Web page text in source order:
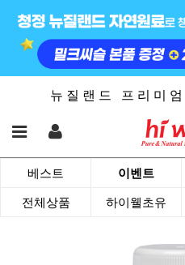
뉴 질 랜 드 프 리 미
베스트 이벤트
전체상품 하이웰초유